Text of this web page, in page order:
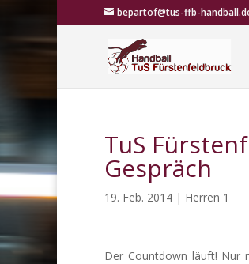
bepartof@tus-ffb-
TuS
Gespräch
19. Feb. 2014 | Herren 1
Der Countdown läuft! Nur